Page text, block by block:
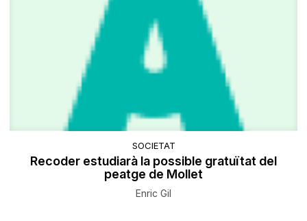
SOCIETAT
Recoder estudiarà la possible gratuïtat del
peatge de Mollet
Enric Gil